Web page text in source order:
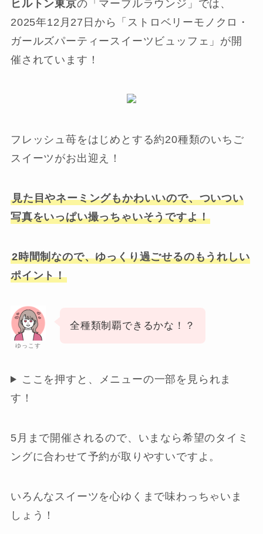
ヒルトン東京の「マーブルラウンジ」では、
2025年12月27日から「ストロベリーモノクロ・
ガールズパーティースイーツビュッフェ」が開
催されています！
フレッシュ苺をはじめとする約20種類のいちご
スイーツがお出迎え！
見た目やネーミングもかわいいので、ついつい
写真をいっぱい撮っちゃいそうですよ！
2時間制なので、ゆっくり過ごせるのもうれしい
ポイント！
ゆっこす
全種類制覇できるかな！？
ここを押すと、メニューの一部を見られま
す！
5月まで開催されるので、いまなら希望のタイミ
ングに合わせて予約が取りやすいですよ。
いろんなスイーツを心ゆくまで味わっちゃいま
しょう！